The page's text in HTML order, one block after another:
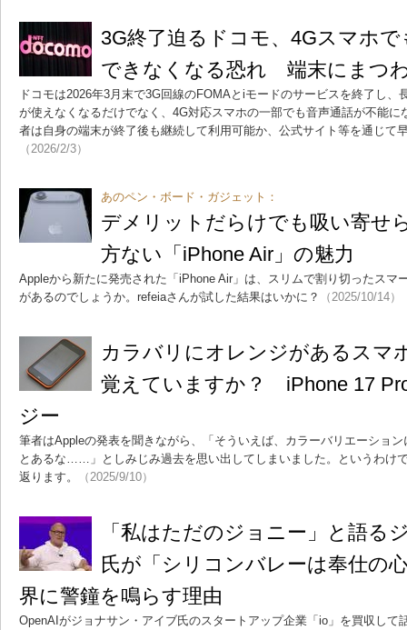
3G終了迫るドコモ、4Gスマホ
できなくなる恐れ 端末にまつ
ドコモは2026年3月末で3G回線のFOMAとiモードのサービスを終了し、
が使えなくなるだけでなく、4G対応スマホの一部でも音声通話が不能に
者は自身の端末が終了後も継続して利用可能か、公式サイト等を通じて
（2026/2/3）
あのペン・ボード・ガジェット：
デメリットだらけでも吸い寄せ
方ない「iPhone Air」の魅力
Appleから新たに発売された「iPhone Air」は、スリムで割り切ったスマ
があるのでしょうか。refeiaさんが試した結果はいかに？
（2025/10/14）
カラバリにオレンジがあるスマ
覚えていますか？ iPhone 17
ジー
筆者はAppleの発表を聞きながら、「そういえば、カラーバリエーショ
とあるな……」としみじみ過去を思い出してしまいました。というわけ
返ります。
（2025/9/10）
「私はただのジョニー」と語る
氏が「シリコンバレーは奉仕の
界に警鐘を鳴らす理由
OpenAIがジョナサン・アイブ氏のスタートアップ企業「io」を買収して